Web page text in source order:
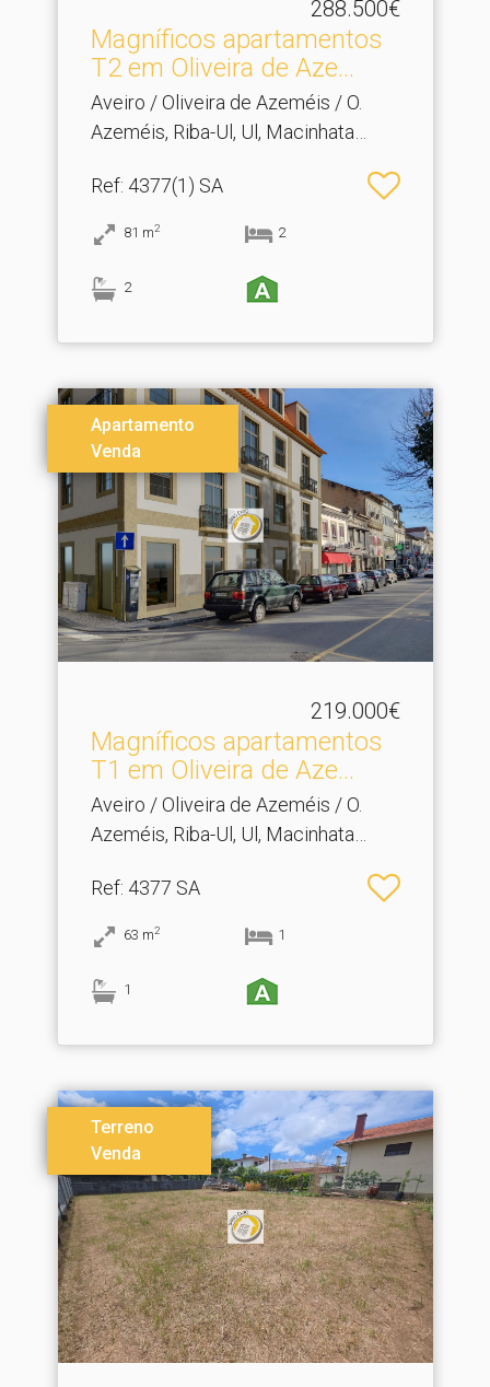
288.500€
Magníficos apartamentos
T2 em Oliveira de Aze.​..
Aveiro / Oliveira de Azeméis / O.
Azeméis, Riba-Ul, Ul, Macinhata
Ref: 4377(1) SA
81 m2 2
2
Apartamento
Venda
219.000€
Magníficos apartamentos
T1 em Oliveira de Aze.​..
Aveiro / Oliveira de Azeméis / O.
Azeméis, Riba-Ul, Ul, Macinhata
Ref: 4377 SA
63 m2 1
1
Terreno
Venda